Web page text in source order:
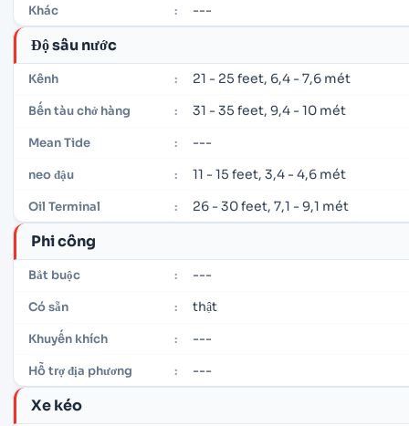
Khác : ---
Độ sâu nước
Kênh : 21 - 25 feet, 6,4 - 7,6 mét
Bến tàu chở hàng : 31 - 35 feet, 9,4 - 10 mét
Mean Tide : ---
neo đậu : 11 - 15 feet, 3,4 - 4,6 mét
Oil Terminal : 26 - 30 feet, 7,1 - 9,1 mét
Phi công
Bắt buộc : ---
Có sẵn : thật
Khuyến khích : ---
Hỗ trợ địa phương : ---
Xe kéo